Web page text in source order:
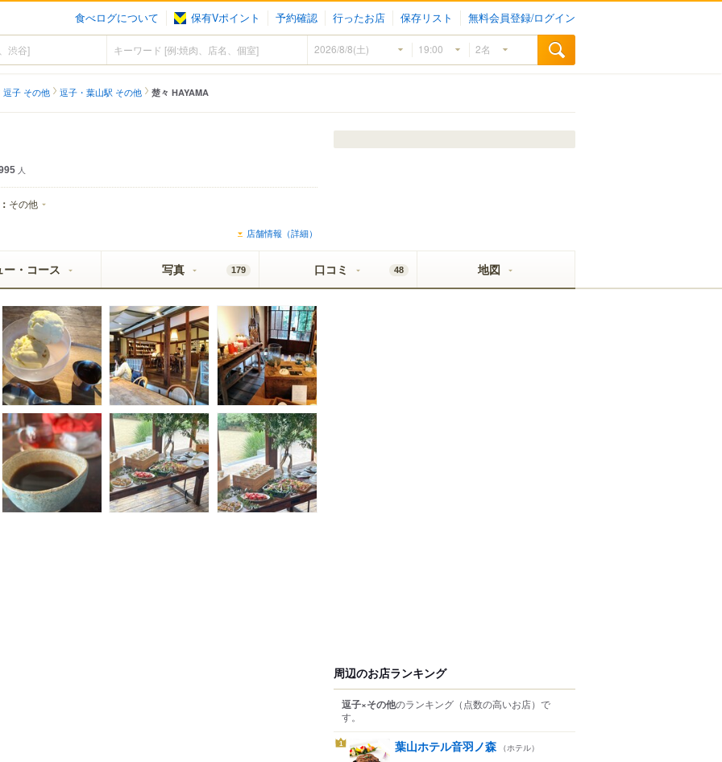
食べログについて 保有Vポイント 予約確認 行ったお店 保存リスト 無料会員登録/ログイン
逗子 その他 逗子・葉山駅 その他 楚々 HAYAMA
人
その他
店舗情報（詳細）
ー・コース 写真 179 口コミ 48 地図
周辺のお店ランキング
逗子×その他のランキング （点数の高いお店） で
す。
1 葉山ホテル音羽ノ森 （ホテル）